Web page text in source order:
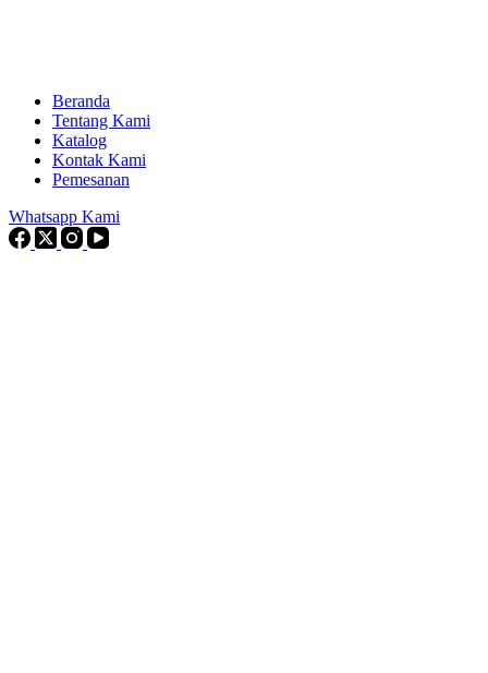
Beranda
Tentang Kami
Katalog
Kontak Kami
Pemesanan
Whatsapp Kami